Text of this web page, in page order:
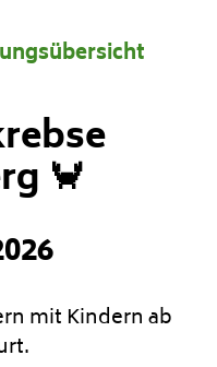
🦀
mit Kindern ab